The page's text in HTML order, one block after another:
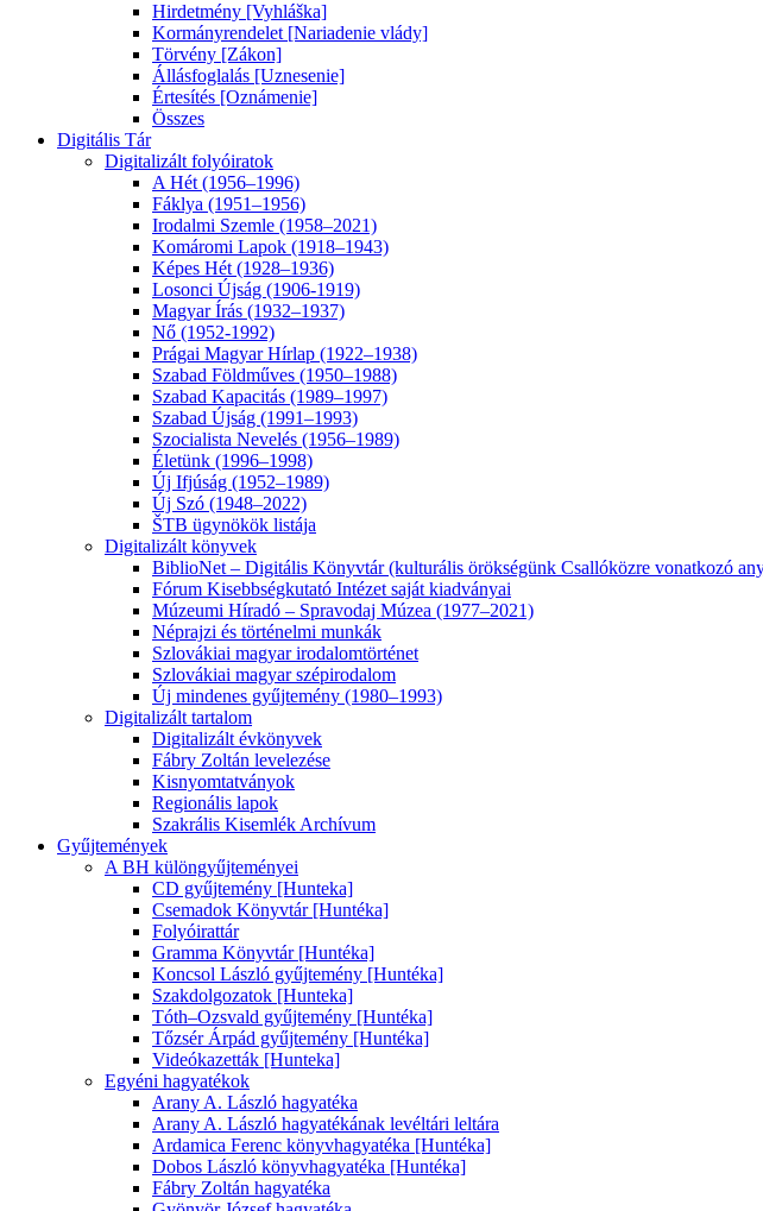
Hirdetmény [Vyhláška]
Kormányrendelet [Nariadenie vlády]
Törvény [Zákon]
Állásfoglalás [Uznesenie]
Értesítés [Oznámenie]
Összes
Digitális Tár
Digitalizált folyóiratok
A Hét (1956–1996)
Fáklya (1951–1956)
Irodalmi Szemle (1958–2021)
Komáromi Lapok (1918–1943)
Képes Hét (1928–1936)
Losonci Újság (1906-1919)
Magyar Írás (1932–1937)
Nő (1952-1992)
Prágai Magyar Hírlap (1922–1938)
Szabad Földműves (1950–1988)
Szabad Kapacitás (1989–1997)
Szabad Újság (1991–1993)
Szocialista Nevelés (1956–1989)
Életünk (1996–1998)
Új Ifjúság (1952–1989)
Új Szó (1948–2022)
ŠTB ügynökök listája
Digitalizált könyvek
BiblioNet – Digitális Könyvtár (kulturális örökségünk Csallóközre vonatkozó
Fórum Kisebbségkutató Intézet saját kiadványai
Múzeumi Híradó – Spravodaj Múzea (1977–2021)
Néprajzi és történelmi munkák
Szlovákiai magyar irodalomtörténet
Szlovákiai magyar szépirodalom
Új mindenes gyűjtemény (1980–1993)
Digitalizált tartalom
Digitalizált évkönyvek
Fábry Zoltán levelezése
Kisnyomtatványok
Regionális lapok
Szakrális Kisemlék Archívum
Gyűjtemények
A BH különgyűjteményei
CD gyűjtemény [Hunteka]
Csemadok Könyvtár [Huntéka]
Folyóirattár
Gramma Könyvtár [Huntéka]
Koncsol László gyűjtemény [Huntéka]
Szakdolgozatok [Hunteka]
Tóth–Ozsvald gyűjtemény [Huntéka]
Tőzsér Árpád gyűjtemény [Huntéka]
Videókazetták [Hunteka]
Egyéni hagyatékok
Arany A. László hagyatéka
Arany A. László hagyatékának levéltári leltára
Ardamica Ferenc könyvhagyatéka [Huntéka]
Dobos László könyvhagyatéka [Huntéka]
Fábry Zoltán hagyatéka